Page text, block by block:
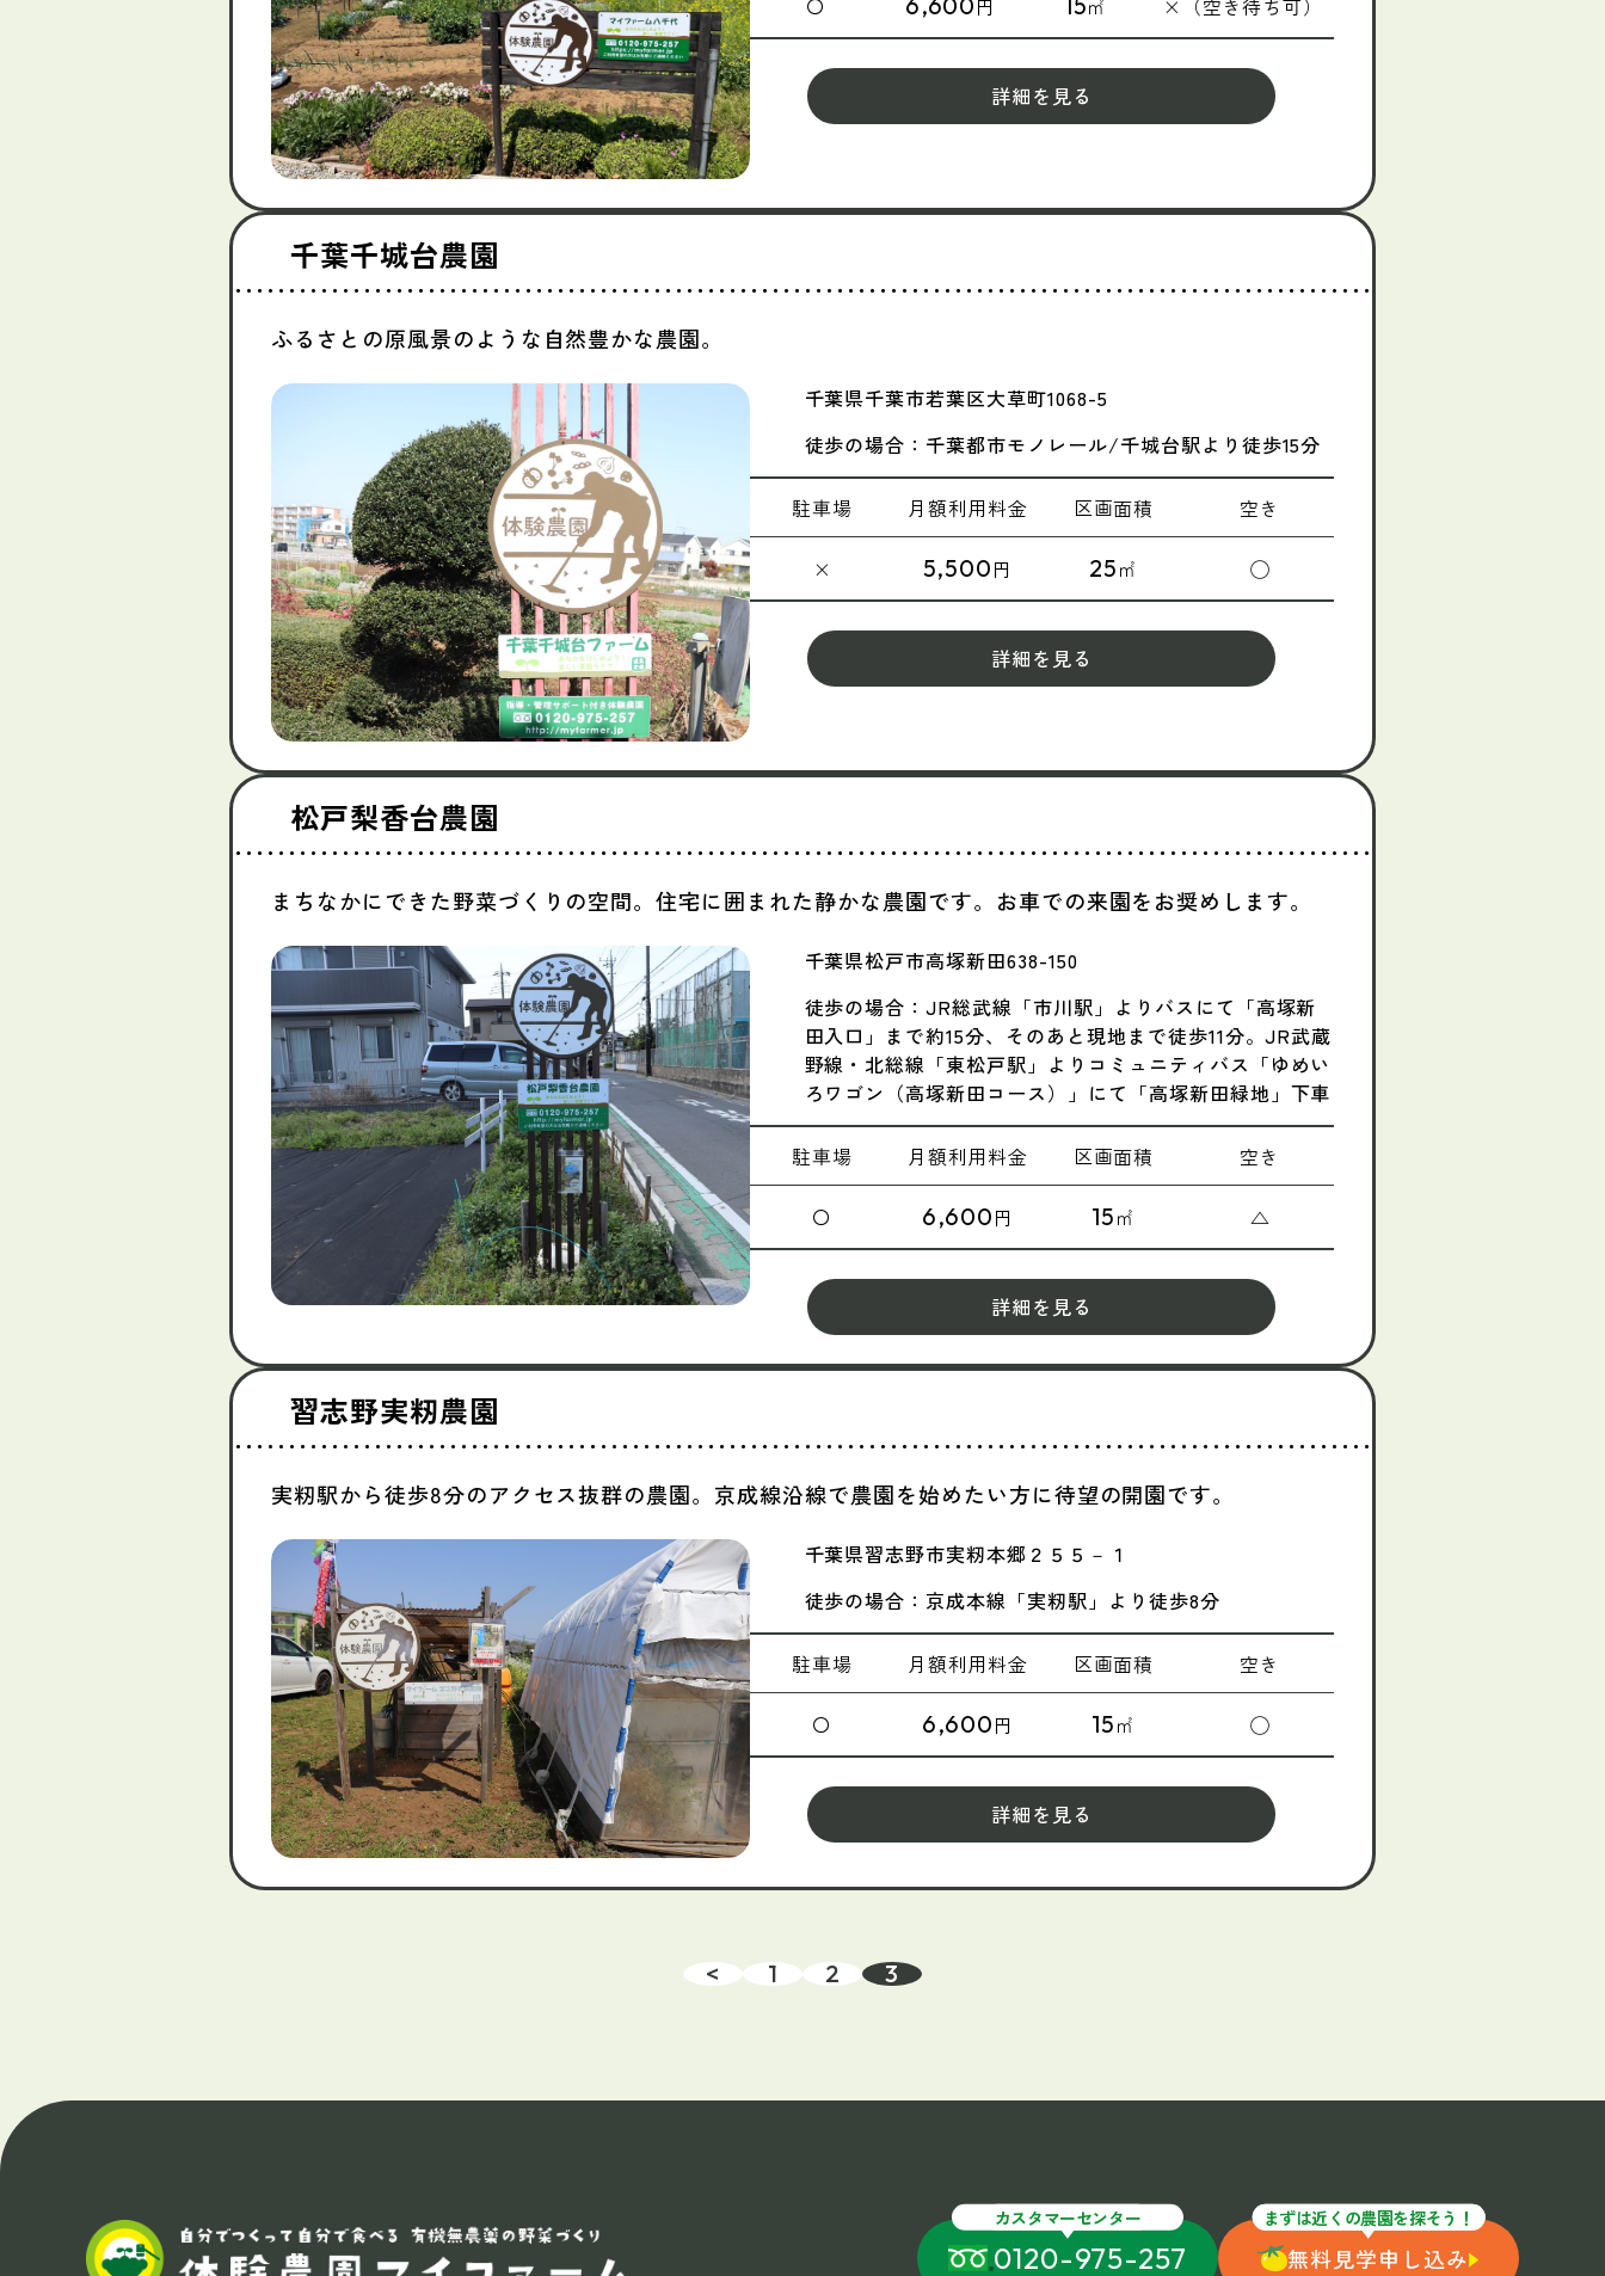
詳細を見る
千葉千城台農園
ふるさとの原風景のような自然豊かな農園。
千葉県千葉市若葉区大草町1068-5
徒歩の場合：千葉都市モノレール/千城台駅より徒歩15分
駐車場 月額利用料金 区画面積 空き
× 5,500円 25㎡ ◯
詳細を見る
松戸梨香台農園
まちなかにできた野菜づくりの空間。住宅に囲まれた静かな農園です。お車での来園をお奨めします。
千葉県松戸市高塚新田638-150
徒歩の場合：JR総武線「市川駅」よりバスにて「高塚新
田入口」まで約15分、そのあと現地まで徒歩11分。JR武蔵
野線・北総線「東松戸駅」よりコミュニティバス「ゆめい
ろワゴン（高塚新田コース）」にて「高塚新田緑地」下車
駐車場 月額利用料金 区画面積 空き
〇 6,600円 15㎡ △
詳細を見る
習志野実籾農園
実籾駅から徒歩8分のアクセス抜群の農園。京成線沿線で農園を始めたい方に待望の開園です。
千葉県習志野市実籾本郷２５５－１
徒歩の場合：京成本線「実籾駅」より徒歩8分
駐車場 月額利用料金 区画面積 空き
〇 6,600円 15㎡ ◯
詳細を見る
< 1 2 3
カスタマーセンター
0120-975-257
まずは近くの農園を探そう！
無料見学申し込み